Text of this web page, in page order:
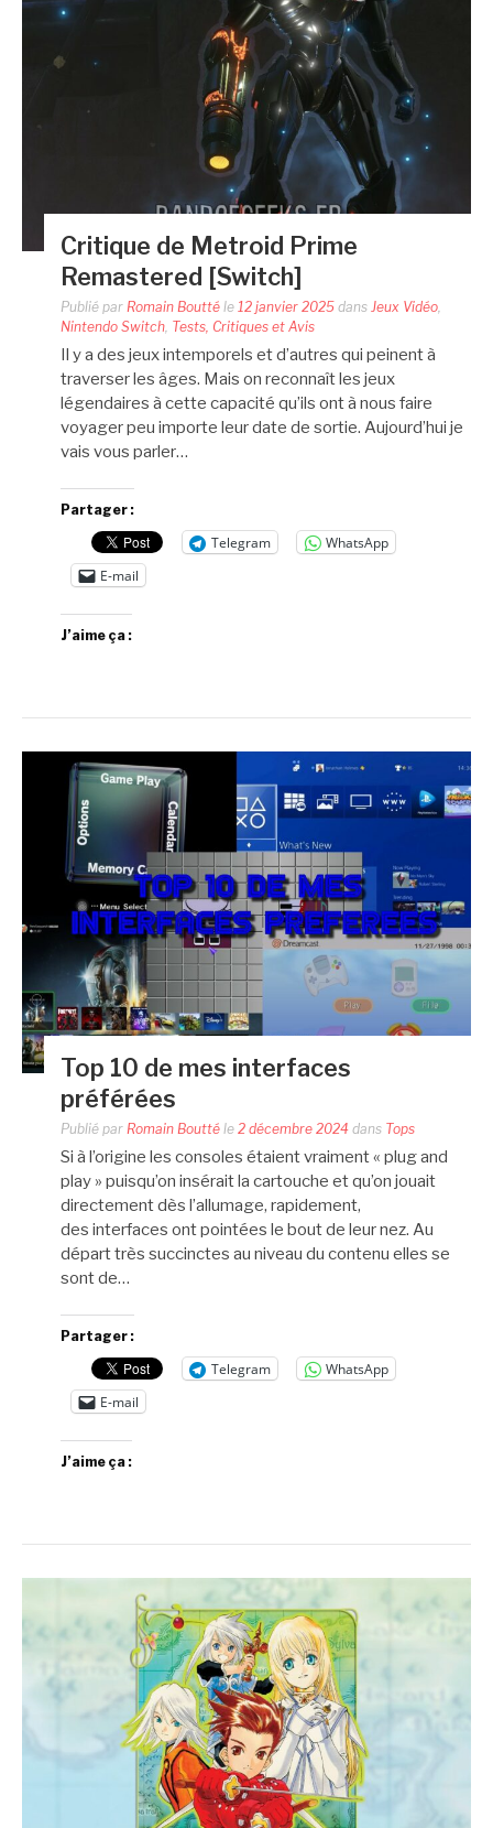
Critique de Metroid Prime
Remastered [Switch]
Publié par Romain Boutté le 12 janvier 2025 dans Jeux Vidéo
Nintendo Switch Tests, Critiques et Avis
Il y a des jeux intemporels et d’autres qui peinent à
traverser les âges. Mais on reconnaît les jeux
légendaires à cette capacité qu’ils ont à nous faire
voyager peu importe leur date de sortie. Aujourd’hui je
vais vous parler…
Partager :
Telegram
WhatsApp
E-mail
J’aime ça :
Top 10 de mes interfaces
préférées
Publié par Romain Boutté le 2 décembre 2024 dans Tops
Si à l’origine les consoles étaient vraiment « plug and
play » puisqu’on insérait la cartouche et qu’on jouait
directement dès l’allumage, rapidement,
des interfaces ont pointées le bout de leur nez. Au
départ très succinctes au niveau du contenu elles se
sont de…
Partager :
Telegram
WhatsApp
E-mail
J’aime ça :